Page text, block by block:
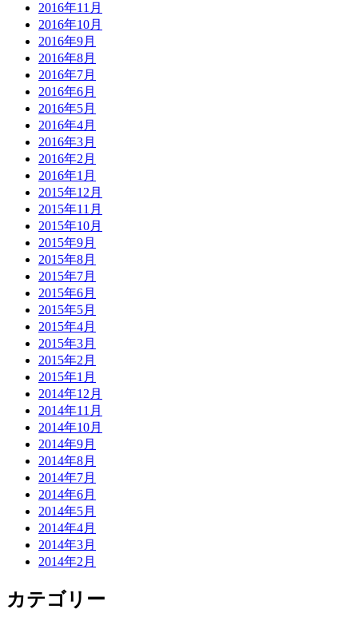
2016年11月
2016年10月
2016年9月
2016年8月
2016年7月
2016年6月
2016年5月
2016年4月
2016年3月
2016年2月
2016年1月
2015年12月
2015年11月
2015年10月
2015年9月
2015年8月
2015年7月
2015年6月
2015年5月
2015年4月
2015年3月
2015年2月
2015年1月
2014年12月
2014年11月
2014年10月
2014年9月
2014年8月
2014年7月
2014年6月
2014年5月
2014年4月
2014年3月
2014年2月
カテゴリー